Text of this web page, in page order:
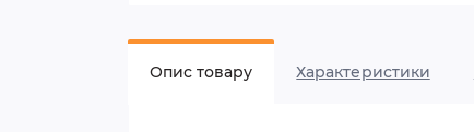
Опис товару Характеристики